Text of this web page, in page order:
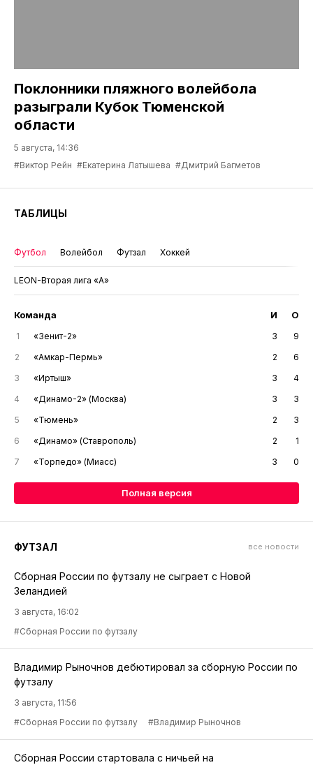
Поклонники пляжного волейбола
разыграли Кубок Тюменской
области
5 августа, 14:36
#Виктор Рейн #Екатерина Латышева #Дмитрий Багметов
ТАБЛИЦЫ
Футбол Волейбол Футзал Хоккей
LEON-Вторая лига «А»
Команда И О
1 «Зенит-2» 3
9
2
«Амкар-Пермь» 2
6
3
«Иртыш» 3
4
4
«Динамо-2» (Москва) 3
3
5
«Тюмень» 2
3
6
«Динамо» (Ставрополь) 2
1
7
«Торпедо» (Миасс) 3 0
Полная версия
ФУТЗАЛ все новости
Сборная России по футзалу не сыграет с Новой
Зеландией
3 августа, 16:02
#Сборная России по футзалу
Владимир Рыночнов дебютировал за сборную России по
футзалу
3 августа, 11:56
#Сборная России по футзалу
#Владимир Рыночнов
Сборная России стартовала с ничьей на